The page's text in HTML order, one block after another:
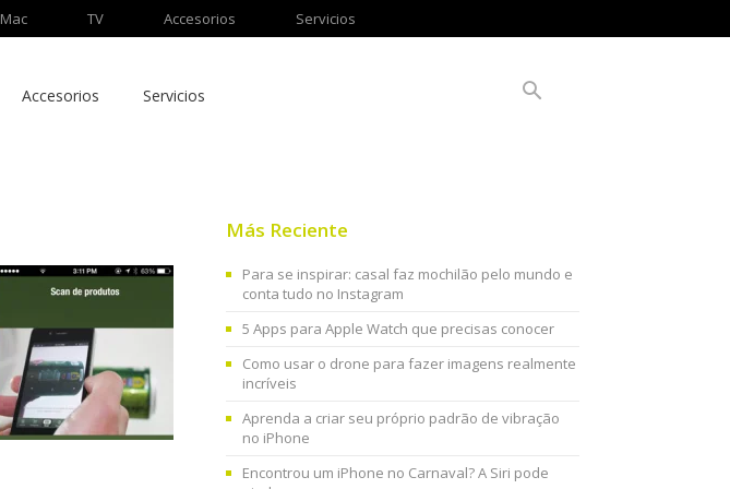
Mac TV Accesorios Servicios
Accesorios Servicios
Más Reciente
Para se inspirar: casal faz mochilão pelo mundo e
conta tudo no Instagram
5 Apps para Apple Watch que precisas conocer
Como usar o drone para fazer imagens realmente
incríveis
Aprenda a criar seu próprio padrão de vibração
no iPhone
Encontrou um iPhone no Carnaval? A Siri pode